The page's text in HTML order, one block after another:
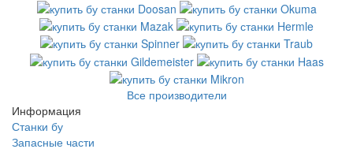
Все производители
Информация
Станки бу
Запасные части